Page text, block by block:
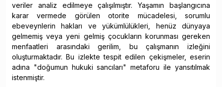
veriler analiz edilmeye çalışılmıştır. Yaşamın başlangıcına
karar vermede görülen otorite mücadelesi, sorumlu
ebeveynlerin hakları ve yükümlülükleri, henüz dünyaya
gelmemiş veya yeni gelmiş çocukların korunması gereken
menfaatleri arasındaki gerilim, bu çalışmanın izleğini
oluşturmaktadır. Bu izlekte tespit edilen çekişmeler, eserin
adına "doğumun hukuki sancıları" metaforu ile yansıtılmak
istenmiştir.